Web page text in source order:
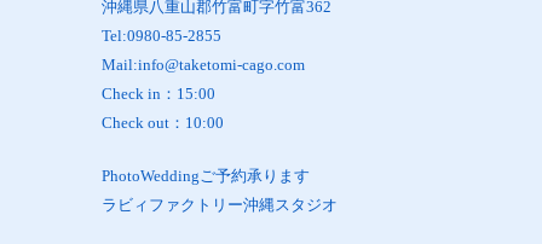
沖縄県八重山郡竹富町字竹富362
Tel:0980-85-2855
Mail:info@taketomi-cago.com
Check in：15:00
Check out：10:00
PhotoWeddingご予約承ります
ラビィファクトリー沖縄スタジオ